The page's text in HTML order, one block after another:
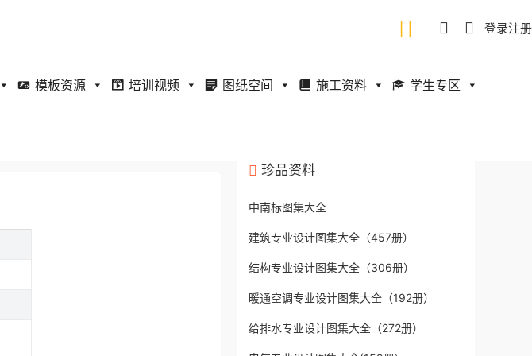
登录注册
模板资源 培训视频 图纸空间 施工资料 学生专区
珍品资料
中南标图集大全
建筑专业设计图集大全（457册）
结构专业设计图集大全（306册）
暖通空调专业设计图集大全（192册）
给排水专业设计图集大全（272册）